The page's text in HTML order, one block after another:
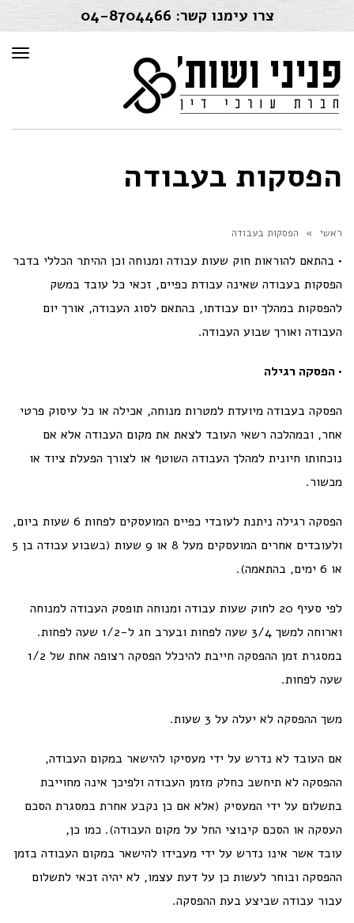
צרו עימנו קשר: 04-8704466
הפסקות בעבודה
ראשי » הפסקות בעבודה
• בהתאם להוראות חוק שעות עבודה ומנוחה וכן ההיתר הכללי בדבר
הפסקות בעבודה שאינה עבודת כפיים, זכאי כל עובד במשק
להפסקות במהלך יום עבודתו, בהתאם לסוג העבודה, אורך יום
העבודה ואורך שבוע העבודה.
• הפסקה רגילה
הפסקה בעבודה מיועדת למטרות מנוחה, אכילה או כל עיסוק פרטי
אחר, ובמהלכה רשאי העובד לצאת את מקום העבודה אלא אם
נוכחותו חיונית למהלך העבודה השוטף או לצורך הפעלת ציוד או
מכשור.
הפסקה רגילה ניתנת לעובדי כפיים המועסקים לפחות 6 שעות ביום,
ולעובדים אחרים המועסקים מעל 8 או 9 שעות (בשבוע עבודה בן 5
או 6 ימים, בהתאמה).
לפי סעיף 20 לחוק שעות עבודה ומנוחה תופסק העבודה למנוחה
וארוחה למשך 3/4 שעה לפחות ובערב חג ל-1/2 שעה לפחות.
במסגרת זמן ההפסקה חייבת להיכלל הפסקה רצופה אחת של 1/2
שעה לפחות.
משך ההפסקה לא יעלה על 3 שעות.
אם העובד לא נדרש על ידי מעסיקו להישאר במקום העבודה,
ההפסקה לא תיחשב כחלק מזמן העבודה ולפיכך אינה מחוייבת
בתשלום על ידי המעסיק (אלא אם כן נקבע אחרת במסגרת הסכם
העסקה או הסכם קיבוצי החל על מקום העבודה). כמו כן,
עובד אשר אינו נדרש על ידי מעבידו להישאר במקום העבודה בזמן
ההפסקה ובוחר לעשות כן על דעת עצמו, לא יהיה זכאי לתשלום
עבור עבודה שביצע בעת ההפסקה.